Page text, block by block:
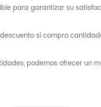
para garantizar su
si compro
podemos ofrecer un